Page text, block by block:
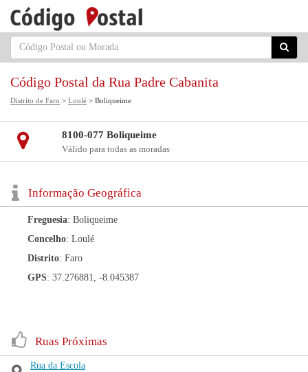
Código Postal da Rua Padre Cabanita
Distrito de Faro > Loulé > Boliqueime
8100-077 Boliqueime
Válido para todas as moradas
Informação Geográfica
Freguesia: Boliqueime
Concelho: Loulé
Distrito: Faro
GPS: 37.276881, -8.045387
Ruas Próximas
Rua da Escola